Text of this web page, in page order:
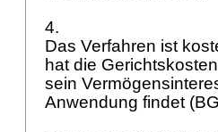
4.
Das Verfahren ist
hat die
sein
Anwendung findet